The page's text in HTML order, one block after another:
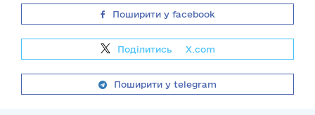
Поширити у facebook
Поділитись X.com
Поширити у telegram